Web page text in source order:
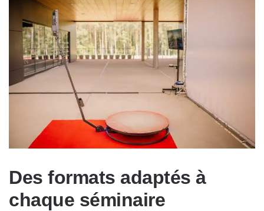
Des formats adaptés à
chaque séminaire